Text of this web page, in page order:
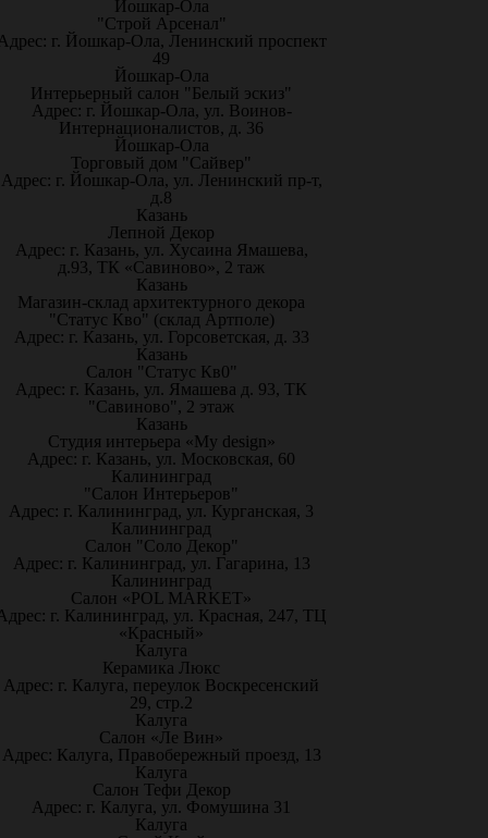
Йошкар-Ола
"Строй Арсенал"
г. Йошкар-Ола, Ленинский проспект
49
Йошкар-Ола
Интерьерный салон "Белый эскиз"
Адрес: г. Йошкар-Ола, ул. Воинов-
Интернационалистов, д. 36
Йошкар-Ола
Торговый дом "Сайвер"
Адрес: г. Йошкар-Ола, ул. Ленинский пр-т,
д.8
Казань
Лепной Декор
Адрес: г. Казань, ул. Хусаина Ямашева,
д.93, ТК «Савиново», 2 таж
Казань
Магазин-склад архитектурного декора
"Статус Кво" (склад Артполе)
Адрес: г. Казань, ул. Горсоветская, д. 33
Казань
Салон "Статус Кв0"
Адрес: г. Казань, ул. Ямашева д. 93, ТК
"Савиново", 2 этаж
Казань
Студия интерьера «My design»
Адрес: г. Казань, ул. Московская, 60
Калининград
"Салон Интерьеров"
Адрес: г. Калининград, ул. Курганская, 3
Калининград
Салон "Соло Декор"
Адрес: г. Калининград, ул. Гагарина, 13
Калининград
Салон «POL MARKET»
г. Калининград, ул. Красная, 247, ТЦ
«Красный»
Калуга
Керамика Люкс
Адрес: г. Калуга, переулок Воскресенский
29, стр.2
Калуга
Салон «Ле Вин»
Адрес: Калуга, Правобережный проезд, 13
Калуга
Салон Тефи Декор
Адрес: г. Калуга, ул. Фомушина 31
Калуга